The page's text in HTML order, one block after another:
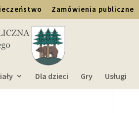
Zamówienia publiczne
Dla dzieci Gry Usługi